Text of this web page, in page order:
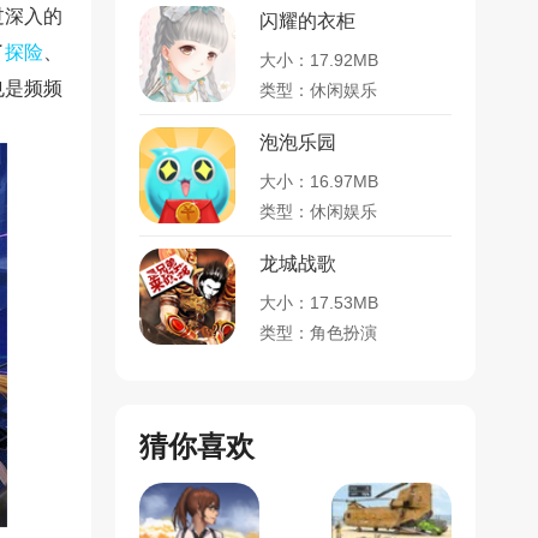
入的
探险
频频
闪耀的衣柜
大小：17.92MB
类型：休闲娱乐
泡泡乐园
大小：16.97MB
类型：休闲娱乐
龙城战歌
大小：17.53MB
类型：角色扮演
猜你喜欢